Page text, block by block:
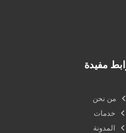
مفيدة
من نحن
خدمات
المدونة